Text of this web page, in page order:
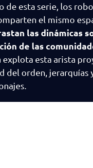
de esta serie, los
el mismo
las dinámicas
de las
explota esta arista
del orden, jerarquías